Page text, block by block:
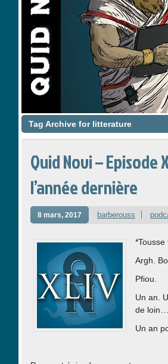
Tag Archive for litterature
Quid Novi – Episode
l’année dernière
8 mars, 2017 barberouss
*Tousse
Argh.
Pfiou.
Un an.
de loin…
Un an